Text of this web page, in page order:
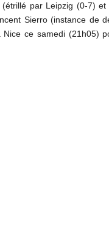
par Leipzig (0-7)
Sierro (instance de
ce samedi